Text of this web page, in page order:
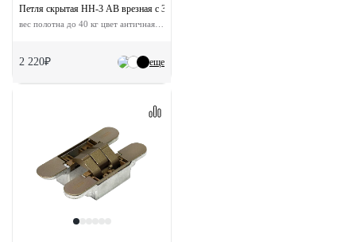
еще
Петля скрытая HH-3 AB врезная с 3D-регулировкой
2 220₽